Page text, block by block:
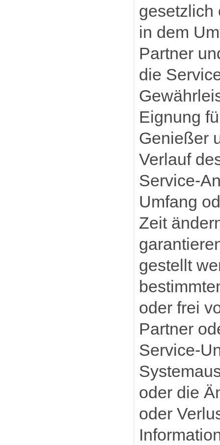
gesetzlich
in dem
Partner
die
Eignung
Genießer
Verlauf
Service-
Umfang
Zeit
gestellt
oder frei
Partner
Service-
oder die
oder